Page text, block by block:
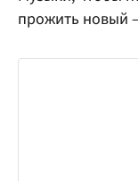
прожить новый